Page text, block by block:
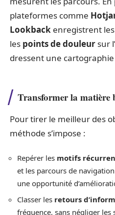
plateformes comme
Lookback enregistrent
les points de douleur sur l’
dressent une
Transformer la matière
Pour tirer le meilleur des
méthode s’impose :
Repérer les motifs
et les parcours de
une opportunité
Classer les retours
fréquence, sans négliger